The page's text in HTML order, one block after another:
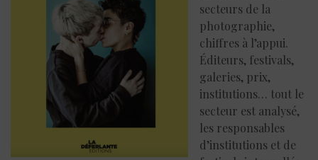
secteurs de la
photographie,
chiffres à l’appui.
Éditeurs, festivals,
galeries, prix,
institutions… tout le
secteur est analysé,
les responsables
d’institutions et de